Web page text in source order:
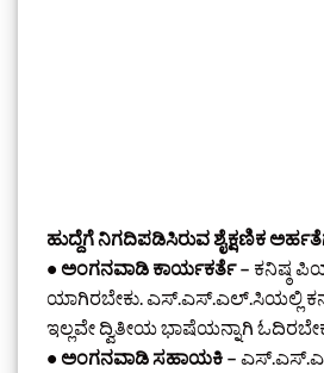
ಹುದ್ದೆಗೆ ನಿಗದಿಪಡಿಸಿರುವ ಶೈಕ್ಷಣಿಕ
• ಅಂಗನವಾಡಿ ಕಾರ್ಯಕರ್ತೆ – ಕನಿಷ್ಠ
ಯಾಗಿರಬೇಕು. ಎಸ್.ಎಸ್.ಎಲ್.ಸಿಯಲ್ಲಿ
ಇಲ್ಲವೇ ದ್ವಿತೀಯ ಭಾಷೆಯನ್ನಾಗಿ
• ಅಂಗನವಾಡಿ ಸಹಾಯಕಿ –